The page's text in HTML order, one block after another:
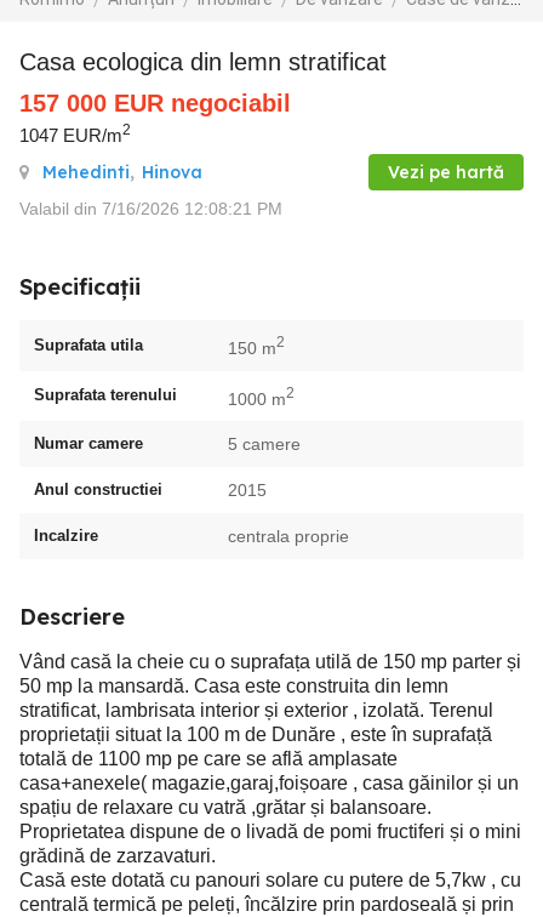
Casa ecologica din lemn stratificat
157 000 EUR negociabil
1047 EUR/m2
Mehedinti, Hinova Vezi pe hartă
Valabil din 7/16/2026 12:08:21 PM
Specificații
Suprafata utila 150 m2
Suprafata terenului 1000 m2
Numar camere 5 camere
Anul constructiei 2015
Incalzire centrala proprie
Descriere
Vând casă la cheie cu o suprafața utilă de 150 mp parter și
50 mp la mansardă. Casa este construita din lemn
stratificat, lambrisata interior și exterior , izolată. Terenul
proprietații situat la 100 m de Dunăre , este în suprafață
totală de 1100 mp pe care se află amplasate
casa+anexele( magazie,garaj,foișoare , casa găinilor și un
spațiu de relaxare cu vatră ,grătar și balansoare.
Proprietatea dispune de o livadă de pomi fructiferi și o mini
grădină de zarzavaturi.
Casă este dotată cu panouri solare cu putere de 5,7kw , cu
centrală termică pe peleți, încălzire prin pardoseală și prin